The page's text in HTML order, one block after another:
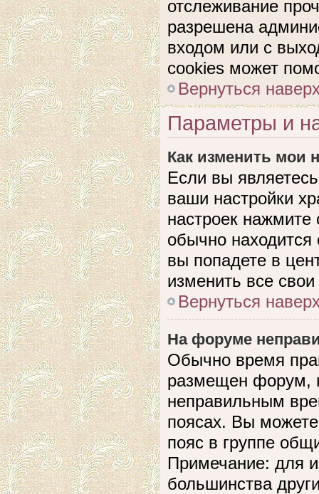
отслеживание
разрешена
входом или с
cookies может
Вернуться
Параметры и
Как изменить мои
Если вы
ваши настройки
настроек нажмите
обычно
вы попадете в
изменить все свои
Вернуться
На форуме
Обычно время
размещен форум,
неправильным
поясах. Вы
пояс в группе
Примечание: для
большинства